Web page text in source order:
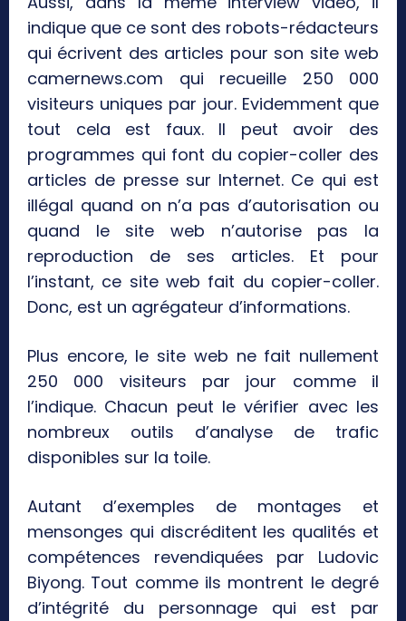
indique que ce sont des robots-rédacteurs
qui écrivent des articles pour son site web
camernews.com qui recueille 250 000
visiteurs uniques par jour. Evidemment que
tout cela est faux. Il peut avoir des
programmes qui font du copier-coller des
articles de presse sur Internet. Ce qui est
illégal quand on n’a pas d’autorisation ou
quand le site web n’autorise pas la
reproduction de ses articles. Et pour
l’instant, ce site web fait du copier-coller.
Donc, est un agrégateur d’informations.
Plus encore, le site web ne fait nullement
250 000 visiteurs par jour comme il
l’indique. Chacun peut le vérifier avec les
nombreux outils d’analyse de trafic
disponibles sur la toile.
Autant d’exemples de montages et
mensonges qui discréditent les qualités et
compétences revendiquées par Ludovic
Biyong. Tout comme ils montrent le degré
d’intégrité du personnage qui est par